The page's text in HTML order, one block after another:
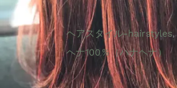
ヘアスタイル-hairstyles,
ヘナ100％（ハナヘナ）